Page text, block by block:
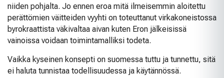
niiden pohjalta. Jo ennen eroa mitä ilmeisemmin aloitettu
perättömien väitteiden vyyhti on toteuttanut virkakoneistossa
byrokraattista väkivaltaa aivan kuten Eron jälkeisissä
vainoissa voidaan toimintamalliksi todeta.
Vaikka kyseinen konsepti on suomessa tuttu ja tunnettu, sitä
ei haluta tunnistaa todellisuudessa ja käytännössä.